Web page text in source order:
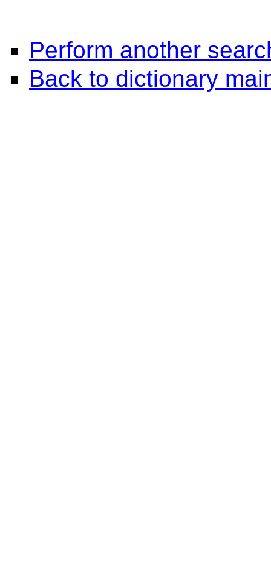
Perform another
Back to dictionary